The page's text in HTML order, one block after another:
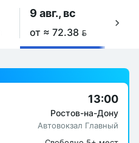
9 авг., вс
от ≈ 72.38 
13:00
Ростов-на-Дону
Автовокзал Главный